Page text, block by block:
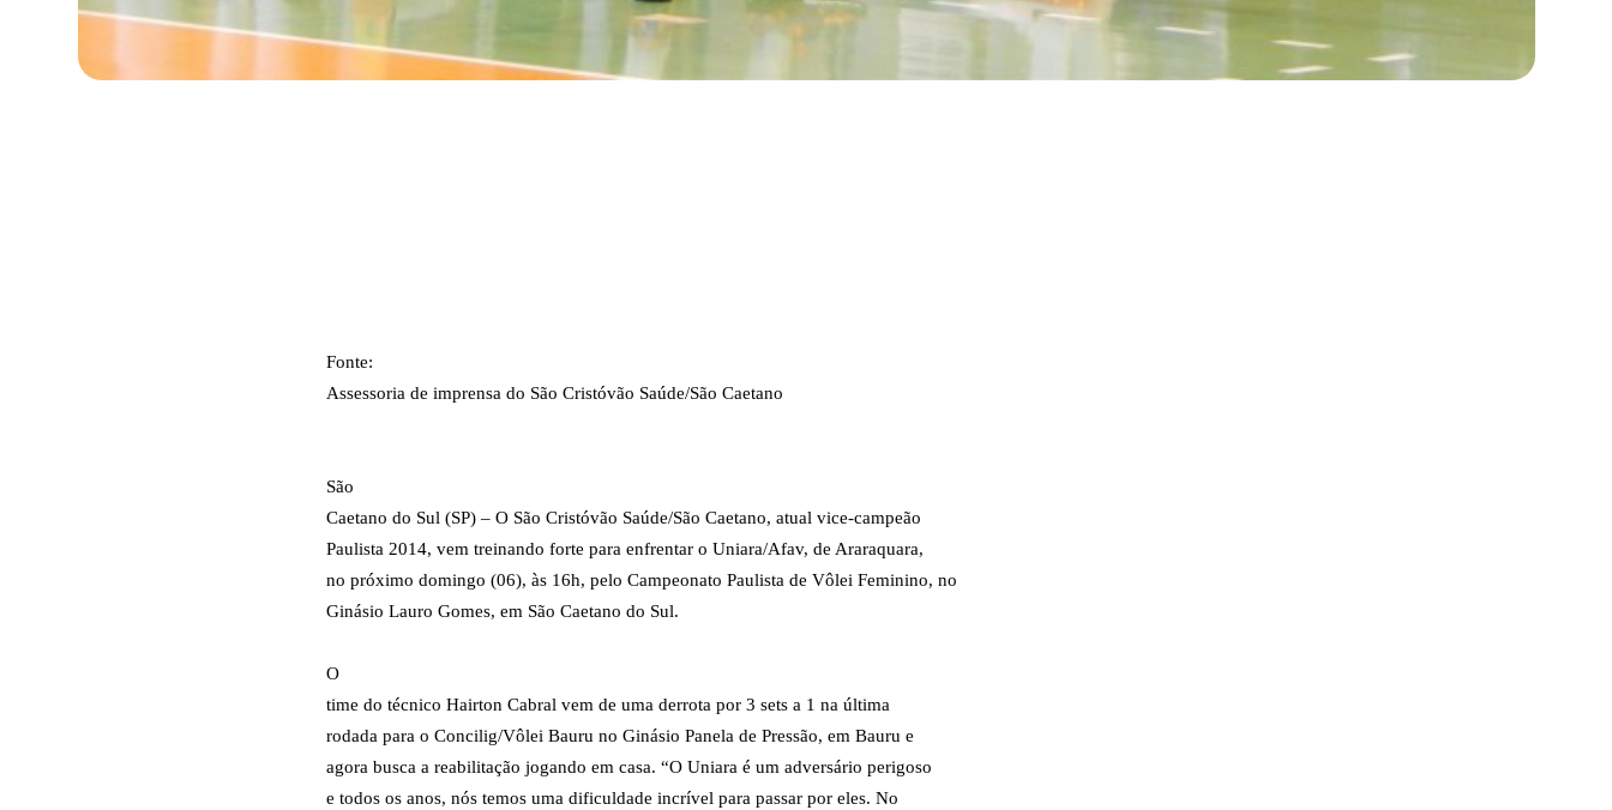
Fonte:
Assessoria de imprensa do São Cristóvão Saúde/São Caetano
São
Caetano do Sul (SP) – O São Cristóvão Saúde/São Caetano, atual vice-campeão
Paulista 2014, vem treinando forte para enfrentar o Uniara/Afav, de Araraquara,
no próximo domingo (06), às 16h, pelo Campeonato Paulista de Vôlei Feminino, no
Ginásio Lauro Gomes, em São Caetano do Sul.
O
time do técnico Hairton Cabral vem de uma derrota por 3 sets a 1 na última
rodada para o Concilig/Vôlei Bauru no Ginásio Panela de Pressão, em Bauru e
agora busca a reabilitação jogando em casa. “O Uniara é um adversário perigoso
e todos os anos, nós temos uma dificuldade incrível para passar por eles. No